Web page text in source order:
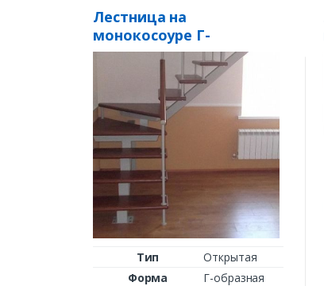
Лестница на
монокосоуре Г-
образная «М-1»
Тип
Открытая
Форма
Г-образная